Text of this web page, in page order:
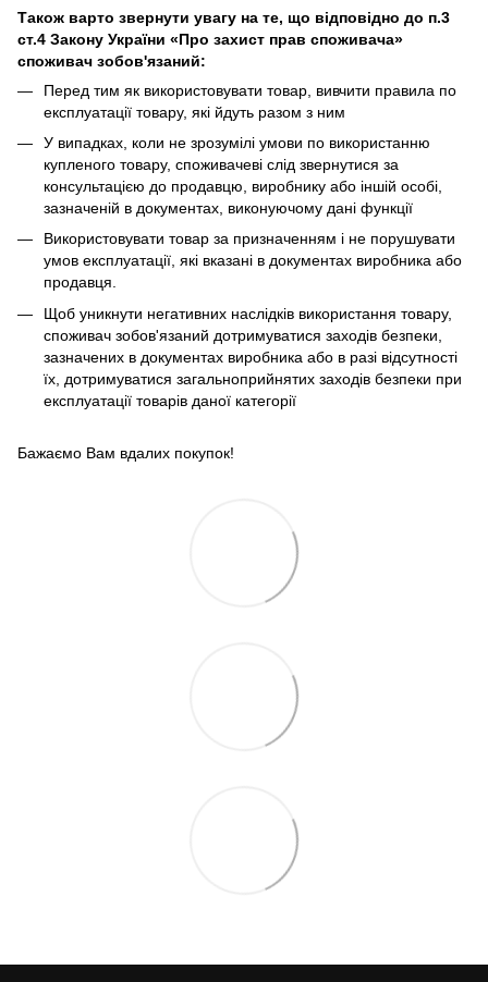
Також варто звернути увагу на те, що відповідно до п.3
ст.4 Закону України «Про захист прав споживача»
споживач зобов'язаний:
Перед тим як використовувати товар, вивчити правила по
експлуатації товару, які йдуть разом з ним
У випадках, коли не зрозумілі умови по використанню
купленого товару, споживачеві слід звернутися за
консультацією до продавцю, виробнику або іншій особі,
зазначеній в документах, виконуючому дані функції
Використовувати товар за призначенням і не порушувати
умов експлуатації, які вказані в документах виробника або
продавця.
Щоб уникнути негативних наслідків використання товару,
споживач зобов'язаний дотримуватися заходів безпеки,
зазначених в документах виробника або в разі відсутності
їх, дотримуватися загальноприйнятих заходів безпеки при
експлуатації товарів даної категорії
Бажаємо Вам вдалих покупок!